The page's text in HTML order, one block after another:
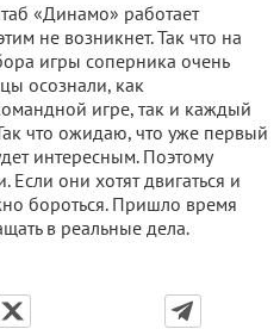
«Динамо» работает
не возникнет. Так что на
игры соперника очень
осознали, как
игре, так и каждый
что ожидаю, что уже первый
интересным. Поэтому
они хотят двигаться и
бороться. Пришло время
в реальные дела.